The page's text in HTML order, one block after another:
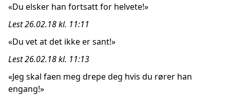
«Du elsker han fortsatt for helvete!»
Lest 26.02.18 kl. 11:11
«Du vet at det ikke er sant!»
Lest 26.02.18 kl. 11:13
«Jeg skal faen meg drepe deg hvis du rører han
engang!»